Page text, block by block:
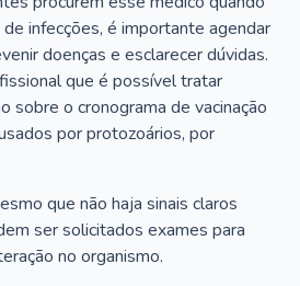
infecções, é importante agendar
doenças e esclarecer dúvidas.
que é possível tratar
sobre o cronograma de vacinação
por protozoários, por
que não haja sinais claros
ser solicitados exames para
no organismo.